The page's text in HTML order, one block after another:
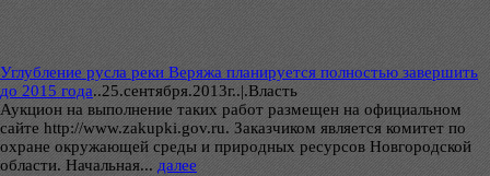
Углубление русла реки Веряжа планируется полностью завершить
до 2015 года..25.сентября.2013г..|.Власть
Аукцион на выполнение таких работ размещен на официальном
сайте http://www.zakupki.gov.ru. Заказчиком является комитет по
охране окружающей среды и природных ресурсов Новгородской
области. Начальная... далее